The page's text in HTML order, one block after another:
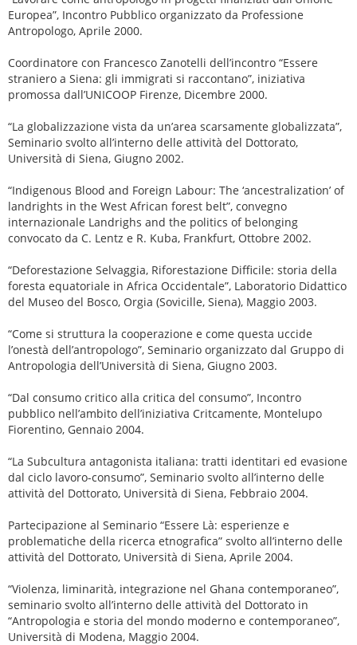
Europea”, Incontro Pubblico organizzato da Professione
Antropologo, Aprile 2000.
Coordinatore con Francesco Zanotelli dell’incontro “Essere
straniero a Siena: gli immigrati si raccontano”, iniziativa
promossa dall’UNICOOP Firenze, Dicembre 2000.
“La globalizzazione vista da un’area scarsamente globalizzata”,
Seminario svolto all’interno delle attività del Dottorato,
Università di Siena, Giugno 2002.
“Indigenous Blood and Foreign Labour: The ‘ancestralization’ of
landrights in the West African forest belt”, convegno
internazionale Landrighs and the politics of belonging
convocato da C. Lentz e R. Kuba, Frankfurt, Ottobre 2002.
“Deforestazione Selvaggia, Riforestazione Difficile: storia della
foresta equatoriale in Africa Occidentale”, Laboratorio Didattico
del Museo del Bosco, Orgia (Sovicille, Siena), Maggio 2003.
“Come si struttura la cooperazione e come questa uccide
l’onestà dell’antropologo”, Seminario organizzato dal Gruppo di
Antropologia dell’Università di Siena, Giugno 2003.
“Dal consumo critico alla critica del consumo”, Incontro
pubblico nell’ambito dell’iniziativa Critcamente, Montelupo
Fiorentino, Gennaio 2004.
“La Subcultura antagonista italiana: tratti identitari ed evasione
dal ciclo lavoro-consumo”, Seminario svolto all’interno delle
attività del Dottorato, Università di Siena, Febbraio 2004.
Partecipazione al Seminario “Essere Là: esperienze e
problematiche della ricerca etnografica” svolto all’interno delle
attività del Dottorato, Università di Siena, Aprile 2004.
“Violenza, liminarità, integrazione nel Ghana contemporaneo”,
seminario svolto all’interno delle attività del Dottorato in
“Antropologia e storia del mondo moderno e contemporaneo”,
Università di Modena, Maggio 2004.